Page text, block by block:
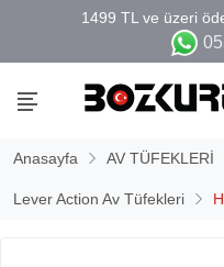
Anasayfa AV TÜFEKLERİ
Lever Action Av Tüfekleri